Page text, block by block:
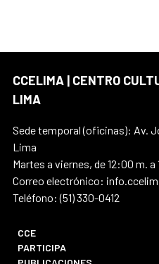
CCELIMA | CENTRO
LIMA
Sede temporal (oficinas): Av.
Lima
Martes a viernes, de 12:00 m. a
Correo electrónico:
Teléfono: (51) 330-0412
CCE
PARTICIPA